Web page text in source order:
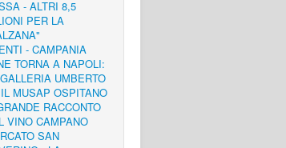
- ALTRI 8,5
PER LA
- CAMPANIA
TORNA A NAPOLI:
UMBERTO
MUSAP OSPITANO
RACCONTO
VINO CAMPANO
SAN